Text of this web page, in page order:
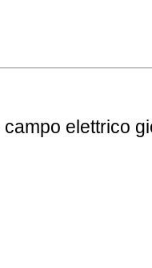
campo elettrico